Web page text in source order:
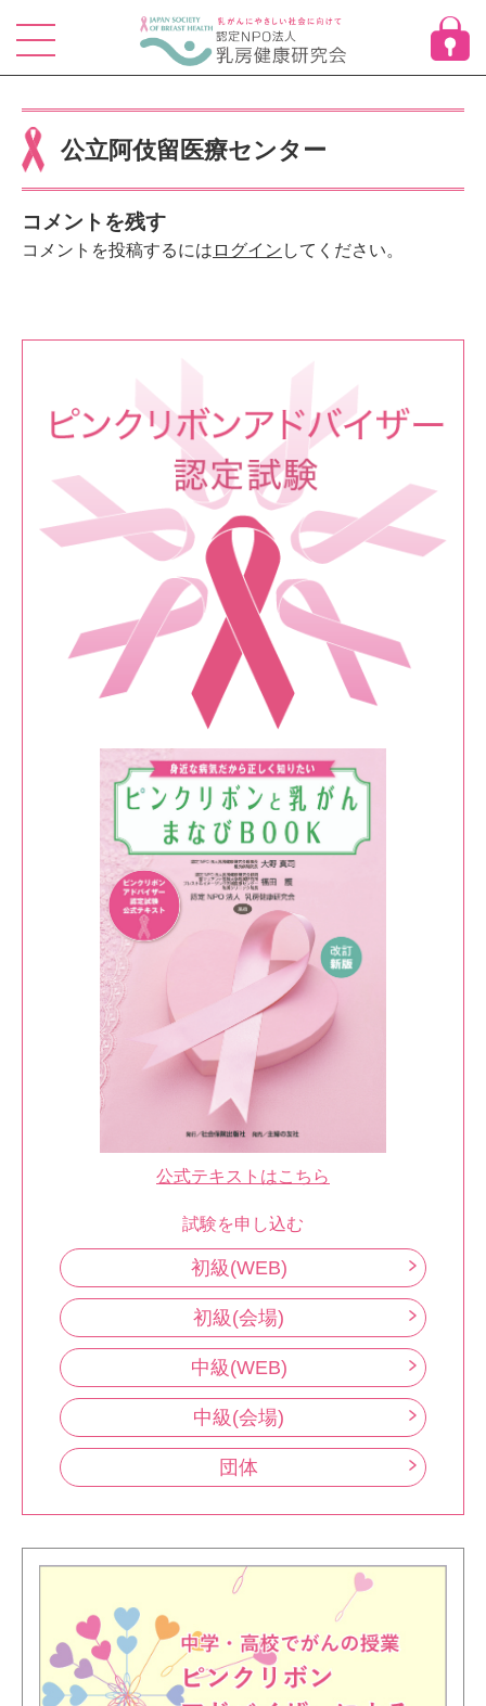
公立阿伎留医療センター
コメントを残す
コメントを投稿するには ログイン してください。
公式テキストはこちら
試験を申し込む
初級(WEB)
初級(会場)
中級(WEB)
中級(会場)
団体